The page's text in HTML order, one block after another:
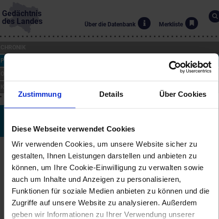
Zustimmung Details Über Cookies
Diese Webseite verwendet Cookies
Wir verwenden Cookies, um unsere Website sicher zu
gestalten, Ihnen Leistungen darstellen und anbieten zu
können, um Ihre Cookie-Einwilligung zu verwalten sowie
auch um Inhalte und Anzeigen zu personalisieren,
Funktionen für soziale Medien anbieten zu können und die
Zugriffe auf unsere Website zu analysieren. Außerdem
geben wir Informationen zu Ihrer Verwendung unserer
Gedächtnis
des Landes
Über die Datenbank Merkliste
PERSONEN
*~1644 bis †18.4.1727
Biographie
Matthias Steinl war ein universell tätiger Künstler, der vermutlich
aus Mattsee stammte. Stilistisch dem Spätbarock angehörend,
schuf er als Maler, Stecher, Bildhauer, Stukkateur,
Elfenbeinschnitzer, Kunstschlosser und Goldschmied zahllose
reich bewegte bauplastische Arbeiten wie Portale, Altäre, Kanzeln,
Chorgestühle und vieles andere mehr.